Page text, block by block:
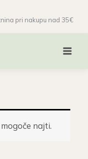
pri nakupu nad 35€
najti.